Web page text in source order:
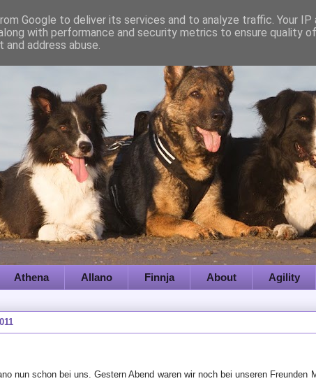
Athena Allano Finnja About Agility
nun schon bei uns. Gestern Abend waren wir noch bei unseren Freunden
Google to deliver its services and to analyze traffic. Your IP
with performance and security metrics to ensure quality
address abuse.